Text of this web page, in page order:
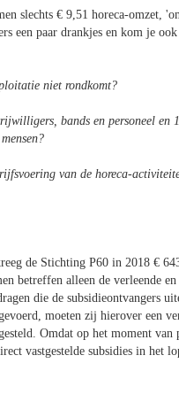
slechts € 9,51 horeca-omzet,
een paar drankjes en kom je
niet rondkomt?
bands en personeel en
van de horeca-
de Stichting P60 in 2018 €
betreffen alleen de verleende
die de subsidieontvangers
moeten zij hierover een
Omdat op het moment
vastgestelde subsidies in het